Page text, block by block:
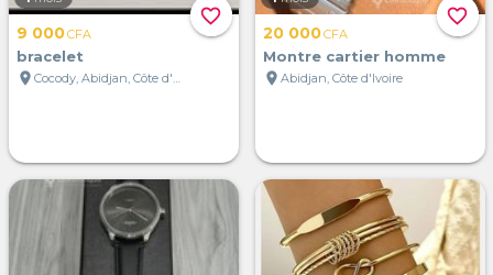
favorite_border
9 000CFA
bracelet
location_on
Cocody, Abidjan, Côte d'Ivoire
favorite_border
20 000CFA
Montre cartier homme
location_on Abidjan, Côte d'Ivoire